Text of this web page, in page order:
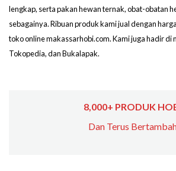
lengkap, serta pakan hewan ternak, obat-obatan
sebagainya. Ribuan produk kami jual dengan
toko online makassarhobi.com. Kami juga hadir di
Tokopedia, dan Bukalapak.
8,000+ PRODUK
Dan Terus